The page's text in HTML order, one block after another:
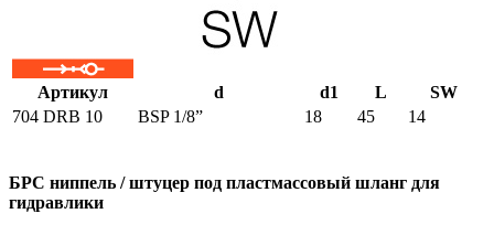
Артикул d d1 L
SW
704 DRB 10
BSP 1/8” 18 45 14
БРС ниппель / штуцер под пластмассовый шланг для
гидравлики